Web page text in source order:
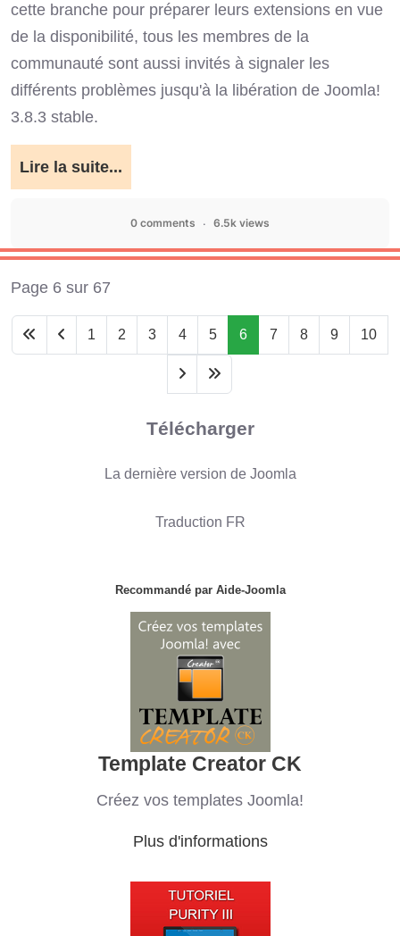
cette branche pour préparer leurs extensions en vue
de la disponibilité, tous les membres de la
communauté sont aussi invités à signaler les
différents problèmes jusqu'à la libération de Joomla!
3.8.3 stable.
Lire la suite...
0 comments 6.5k views
Page 6 sur 67
1 2 3 4 5 6 7 8 9 10
Télécharger
La dernière version de Joomla
Traduction FR
Recommandé par Aide-Joomla
Template Creator CK
Créez vos templates Joomla!
Plus d'informations